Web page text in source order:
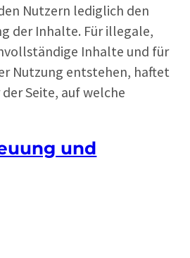
Nutzern lediglich den
der Inhalte. Für illegale,
Inhalte und für
Nutzung entstehen, haftet
Seite, auf welche
und